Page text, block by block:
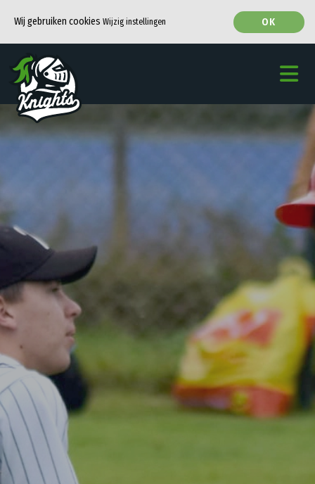
Wij gebruiken cookies Wijzig instellingen OK